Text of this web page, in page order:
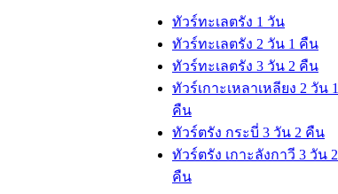
ทัวร์ทะเลตรัง 1 วัน
ทัวร์ทะเลตรัง 2 วัน 1 คืน
ทัวร์ทะเลตรัง 3 วัน 2 คืน
ทัวร์เกาะเหลาเหลียง 2 วัน 1
คืน
ทัวร์ตรัง กระบี่ 3 วัน 2 คืน
ทัวร์ตรัง เกาะลังกาวี 3 วัน 2
คืน